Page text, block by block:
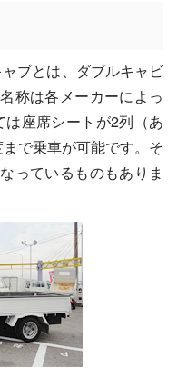
ブとは、ダブルキャビ
称は各メーカーによっ
座席シートが2列（あ
で乗車が可能です。そ
っているものもありま